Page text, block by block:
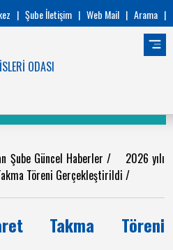
| Şube İletişim | Web Mail | Arama |
ODASI
Şube Güncel Haberler/ 2026 yılı
Töreni Gerçekleştirildi /
Takma Töreni